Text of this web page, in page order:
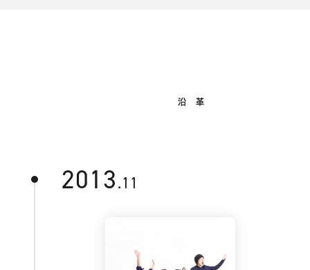
沿 革
2013.11